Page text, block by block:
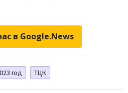
в Google.News
год ТЦК